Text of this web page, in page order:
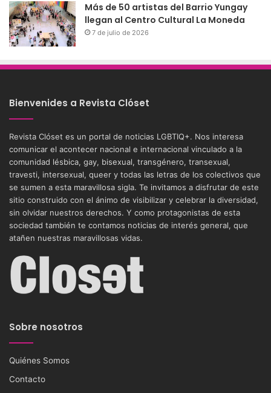
Más de 50 artistas del Barrio Yungay
llegan al Centro Cultural La Moneda
7 de julio de 2026
Bienvenides a Revista Clóset
Revista Clóset es un portal de noticias LGBTIQ+. Nos interesa
comunicar el acontecer nacional e internacional vinculado a la
comunidad lésbica, gay, bisexual, transgénero, transexual,
travesti, intersexual, queer y todas las letras de los colectivos que
se sumen a esta maravillosa sigla. Te invitamos a disfrutar de este
sitio construido con el ánimo de visibilizar y celebrar la diversidad,
sin olvidar nuestros derechos. Y como protagonistas de esta
sociedad también te contamos noticias de interés general, que
atañen nuestras maravillosas vidas.
Sobre nosotros
Quiénes Somos
Contacto